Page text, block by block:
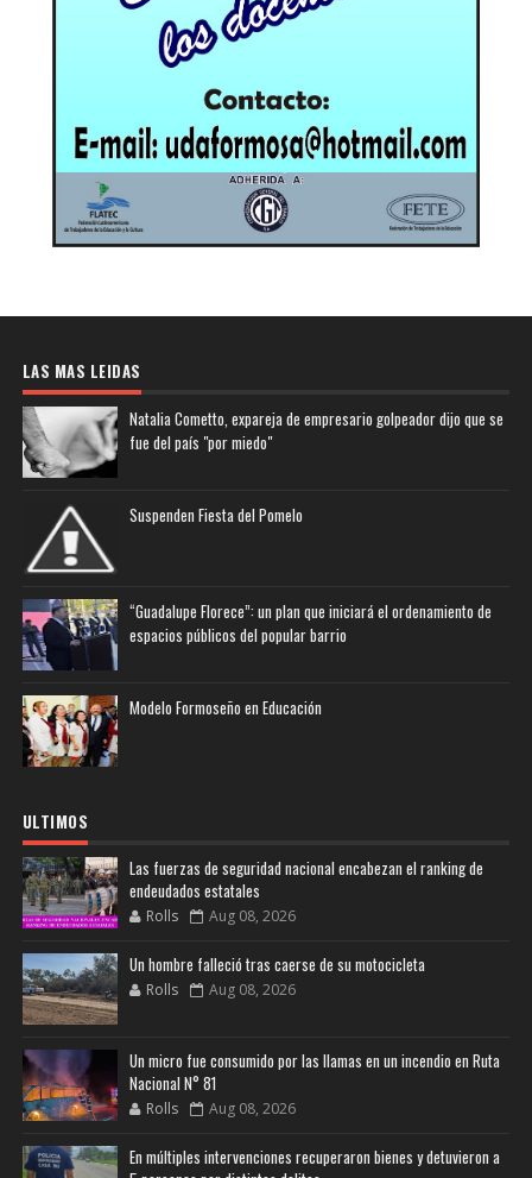
LAS MAS LEIDAS
Natalia Cometto, expareja de empresario golpeador dijo que se
fue del país "por miedo"
Suspenden Fiesta del Pomelo
“Guadalupe Florece”: un plan que iniciará el ordenamiento de
espacios públicos del popular barrio
Modelo Formoseño en Educación
ULTIMOS
Las fuerzas de seguridad nacional encabezan el ranking de
endeudados estatales
Rolls Aug 08, 2026
Un hombre falleció tras caerse de su motocicleta
Rolls Aug 08, 2026
Un micro fue consumido por las llamas en un incendio en Ruta
Nacional N° 81
Rolls Aug 08, 2026
En múltiples intervenciones recuperaron bienes y detuvieron a